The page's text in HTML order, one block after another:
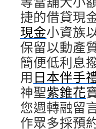
捷的借貸現
現金小資族
保留以動產
簡便低利息
用 日本伴手
神聖紫錐花
您週轉融留
作眾多採預